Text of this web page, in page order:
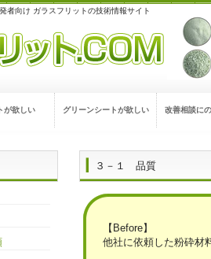
者向け ガラスフリットの技術情報サイト
が欲しい グリーンシートが欲しい 改善相談に
３－１ 品質
【Before】
他社に依頼した粉砕材